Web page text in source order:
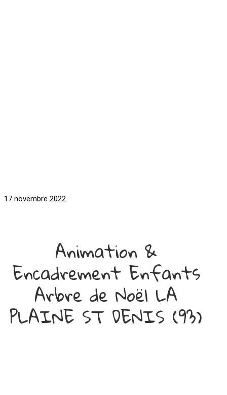
17 novembre 2022
Animation &
Encadrement Enfants
Arbre de Noël LA
PLAINE ST DENIS (93)